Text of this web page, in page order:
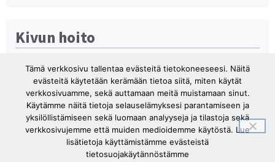
Kivun hoito
Mitä kipu on?
Materiaalia kipuedukaation tueksi
Videot
Tämä verkkosivu tallentaa evästeitä tietokoneeseesi. Näitä
evästeitä käytetään kerämään tietoa siitä, miten käytät
verkkosivuamme, sekä auttamaan meitä muistamaan sinut.
Käytämme näitä tietoja selauselämyksesi parantamiseen ja
yksilöllistämiseen sekä luomaan analyyseja ja tilastoja sekä
verkkosivujemme että muiden medioidemme käytöstä. Lue
lisätietoja käyttämistämme evästeistä
tietosuojakäytännöstämme